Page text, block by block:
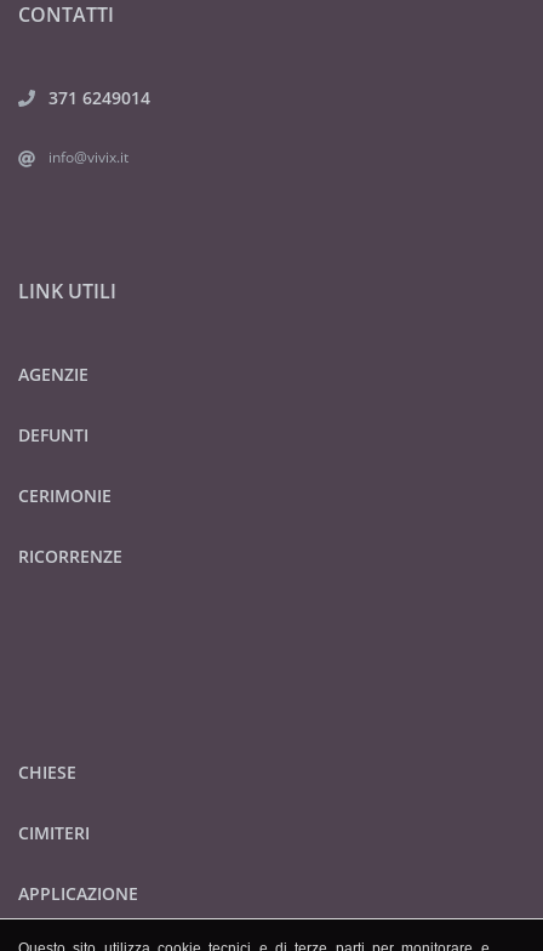
CONTATTI
371 6249014
info@vivix.it
LINK UTILI
AGENZIE
DEFUNTI
CERIMONIE
RICORRENZE
CHIESE
CIMITERI
APPLICAZIONE